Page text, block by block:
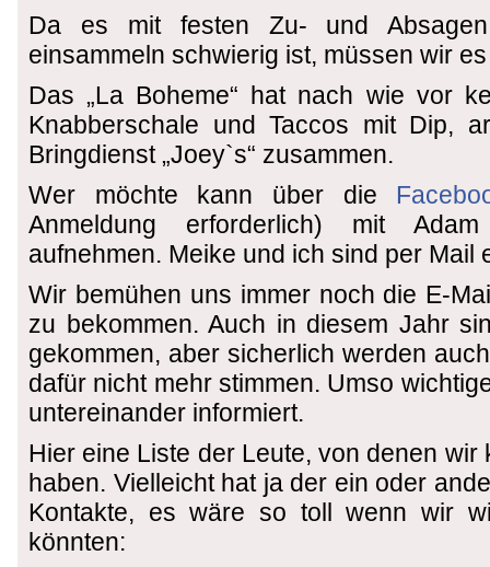
Da es mit festen Zu- und
einsammeln schwierig ist, müssen wir
Das „La Boheme“ hat nach wie vor
Knabberschale und Taccos mit Dip,
Bringdienst „Joey`s“ zusammen.
Wer möchte kann über die
Anmeldung erforderlich) mit
aufnehmen. Meike und ich sind per Mail
Wir bemühen uns immer noch die E-
zu bekommen. Auch in diesem Jahr
gekommen, aber sicherlich werden
dafür nicht mehr stimmen. Umso
untereinander informiert.
Hier eine Liste der Leute, von denen wir
haben. Vielleicht hat ja der ein oder
Kontakte, es wäre so toll wenn wir
könnten: